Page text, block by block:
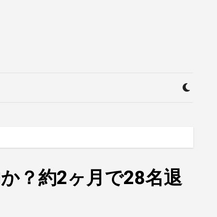
？約2ヶ月で28名退